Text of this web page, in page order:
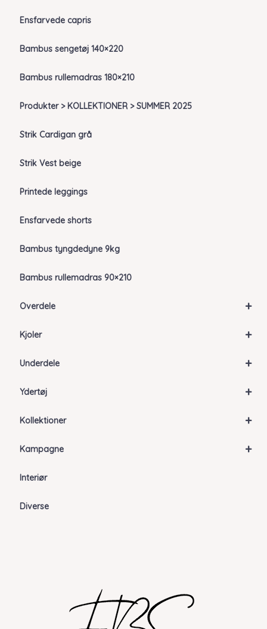
Ensfarvede capris
Bambus sengetøj 140×220
Bambus rullemadras 180×210
Produkter > KOLLEKTIONER > SUMMER 2025
Strik Cardigan grå
Strik Vest beige
Printede leggings
Ensfarvede shorts
Bambus tyngdedyne 9kg
Bambus rullemadras 90×210
+
Overdele
+
Kjoler
+
Underdele
+
Ydertøj
+
Kollektioner
+
Kampagne
Interiør
Diverse